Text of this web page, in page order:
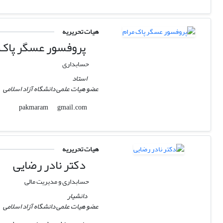
هیات تحریریه
پروفسور عسگر
حسابداری
استاد
عضو هیات علمی دانشگاه آزاد اسلامی
pakmaram
gmail.com
هیات تحریریه
دکتر نادر رضایی
حسابداری و مدیریت مالی
دانشیار
عضو هیات علمی دانشگاه آزاد اسلامی